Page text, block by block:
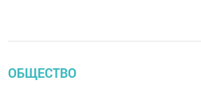
ОБЩЕСТВО